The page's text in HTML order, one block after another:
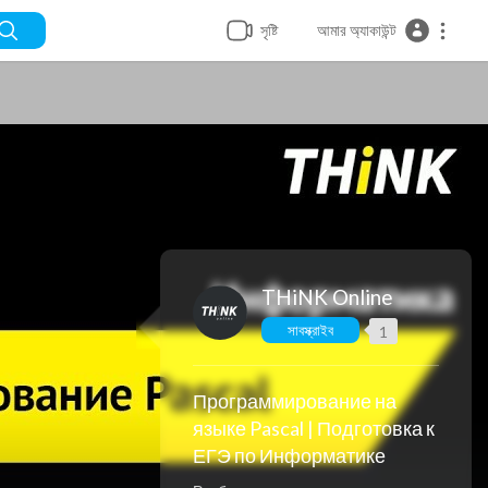
সৃষ্টি আমার অ্যাকাউন্ট
THiNK Online
সাবস্ক্রাইব 1
Программирование на
языке Pascal | Подготовка к
ЕГЭ по Информатике